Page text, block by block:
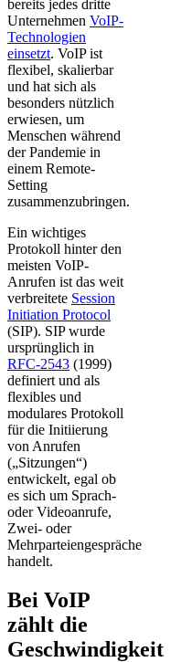
bereits jedes dritte
Unternehmen VoIP-
Technologien
einsetzt. VoIP ist
flexibel, skalierbar
und hat sich als
besonders nützlich
erwiesen, um
Menschen während
der Pandemie in
einem Remote-
Setting
zusammenzubringen.
Ein wichtiges
Protokoll hinter den
meisten VoIP-
Anrufen ist das weit
verbreitete Session
Initiation Protocol
(SIP). SIP wurde
ursprünglich in
RFC-2543 (1999)
definiert und als
flexibles und
modulares Protokoll
für die Initiierung
von Anrufen
(„Sitzungen“)
entwickelt, egal ob
es sich um Sprach-
oder Videoanrufe,
Zwei- oder
Mehrparteiengespräche
handelt.
Bei VoIP
zählt die
Geschwindigkeit